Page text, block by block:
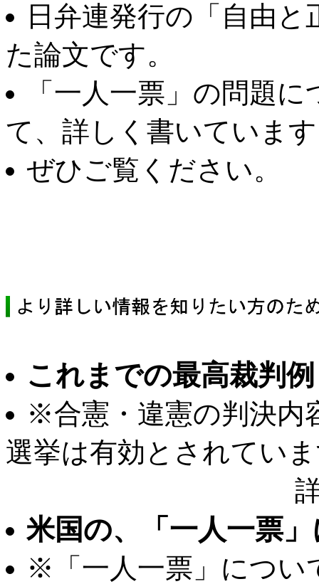
日弁連発行の「自由と
た論文です。
「一人一票」の問題
て、詳しく書いていま
ぜひご覧ください。
これまでの最高裁判例
※合憲・違憲の判決内
選挙は有効とされてい
米国の、「一人一票
※「一人一票」につい